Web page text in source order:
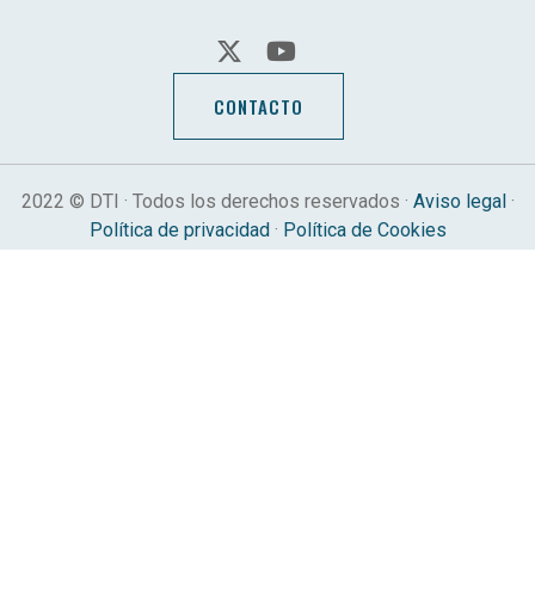
CONTACTO
2022 © DTI · Todos los derechos reservados · Aviso legal·
Política de privacidad· Política de Cookies